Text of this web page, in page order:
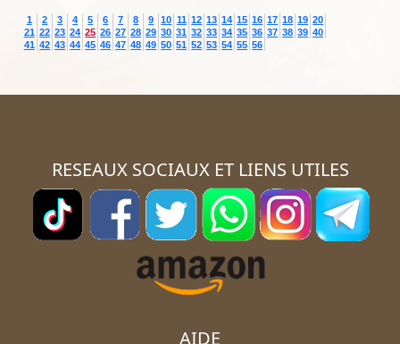
1 2 3 4 5 6 7 8 9 10 11 12 13 14 15 16 17 18 19 20
21 22 23 24 25 26 27 28 29 30 31 32 33 34 35 36 37 38 39 40
41 42 43 44 45 46 47 48 49 50 51 52 53 54 55 56
RESEAUX SOCIAUX ET LIENS UTILES
AIDE